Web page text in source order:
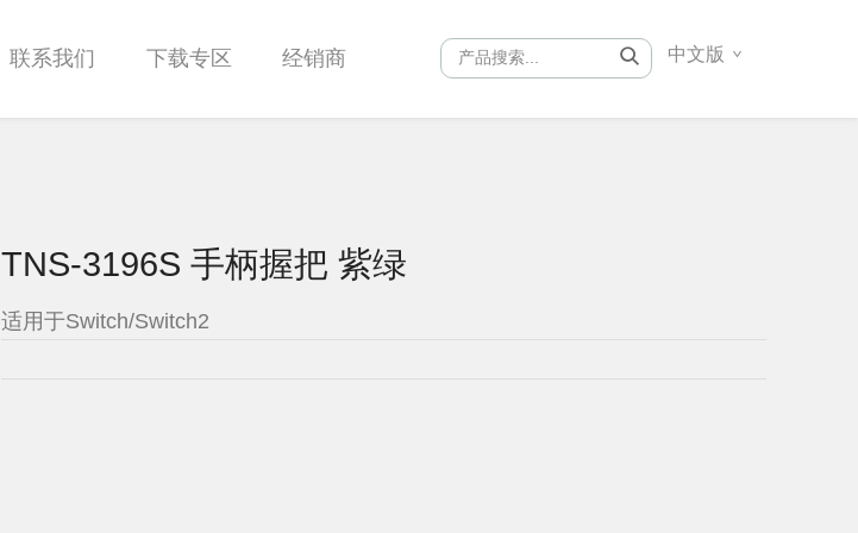
联系我们 下载专区 经销商 中文版
TNS-3196S 手柄握把 紫绿
适用于Switch/Switch2